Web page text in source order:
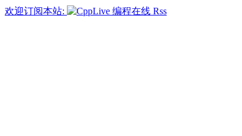
欢迎订阅本站: